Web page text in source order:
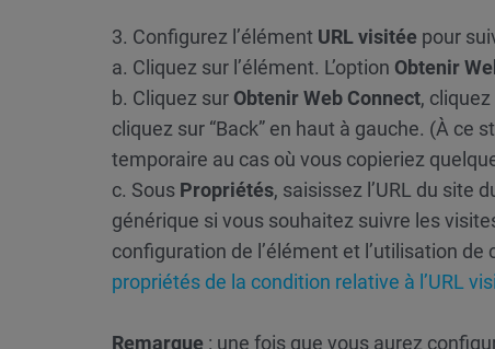
3. Configurez l’élément URL visitée pour
a. Cliquez sur l’élément. L’option Obtenir
b. Cliquez sur Obtenir Web Connect,
cliquez sur “Back” en haut à gauche. (À ce
temporaire au cas où vous copieriez
c. Sous Propriétés, saisissez l’URL du site
générique si vous souhaitez suivre les
configuration de l’élément et l’utilisation
propriétés de la condition relative à l’URL
Remarque : une fois que vous aurez